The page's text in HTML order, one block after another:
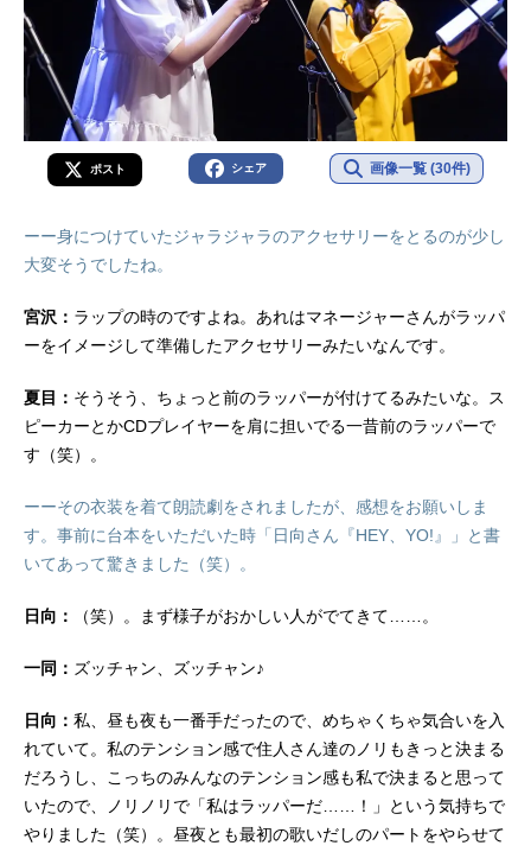
ポスト シェア 画像一覧 (30件)
ーー身につけていたジャラジャラのアクセサリーをとるのが少し
大変そうでしたね。
宮沢： ラップの時のですよね。あれはマネージャーさんがラッパ
ーをイメージして準備したアクセサリーみたいなんです。
夏目： そうそう、ちょっと前のラッパーが付けてるみたいな。ス
ピーカーとかCDプレイヤーを肩に担いでる一昔前のラッパーで
す（笑）。
ーーその衣装を着て朗読劇をされましたが、感想をお願いしま
す。事前に台本をいただいた時「日向さん『HEY、YO!』」と書
いてあって驚きました（笑）。
日向： （笑）。まず様子がおかしい人がでてきて……。
一同： ズッチャン、ズッチャン♪
日向： 私、昼も夜も一番手だったので、めちゃくちゃ気合いを入
れていて。私のテンション感で住人さん達のノリもきっと決まる
だろうし、こっちのみんなのテンション感も私で決まると思って
いたので、ノリノリで「私はラッパーだ……！」という気持ちで
やりました（笑）。昼夜とも最初の歌いだしのパートをやらせて